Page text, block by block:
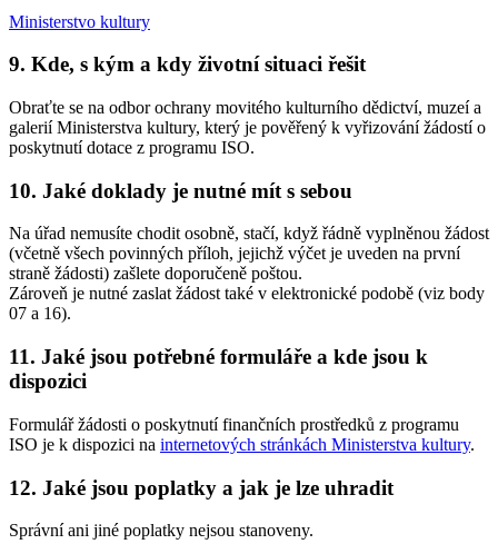
Ministerstvo kultury
9. Kde, s kým a kdy životní situaci řešit
Obraťte se na odbor ochrany movitého kulturního dědictví, muzeí a
galerií Ministerstva kultury, který je pověřený k vyřizování žádostí o
poskytnutí dotace z programu ISO.
10. Jaké doklady je nutné mít s sebou
Na úřad nemusíte chodit osobně, stačí, když řádně vyplněnou žádost
(včetně všech povinných příloh, jejichž výčet je uveden na první
straně žádosti) zašlete doporučeně poštou.
Zároveň je nutné zaslat žádost také v elektronické podobě (viz body
07 a 16).
11. Jaké jsou potřebné formuláře a kde jsou k
dispozici
Formulář žádosti o poskytnutí finančních prostředků z programu
ISO je k dispozici na internetových stránkách Ministerstva kultury.
12. Jaké jsou poplatky a jak je lze uhradit
Správní ani jiné poplatky nejsou stanoveny.